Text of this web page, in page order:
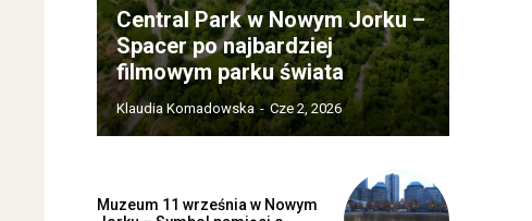
Central Park w Nowym Jorku –
Spacer po najbardziej
filmowym parku świata
Klaudia Komadowska - Cze 2, 2026
Muzeum 11 września w Nowym